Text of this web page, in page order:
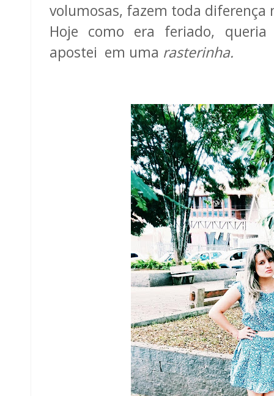
volumosas, fazem toda diferença
Hoje como era feriado,
apostei em uma rasterinha.